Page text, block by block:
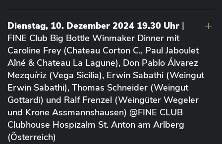
Dienstag, 10. Dezember 2024 19.30 Uhr |
FINE Club Big Bottle Winmaker Dinner mit
Caroline Frey (Chateau Corton C., Paul Jaboulet
Aîné & Chateau La Lagune), Don Pablo Álvarez
Mezquíriz (Vega Sicilia), Erwin Sabathi (Weingut
Erwin Sabathi), Thomas Schneider (Weingut
Gottardi) und Ralf Frenzel (Weingüter Wegeler
und Krone Assmannshausen) @FINE CLUB
Clubhouse Hospizalm St. Anton am Arlberg
(Österreich)